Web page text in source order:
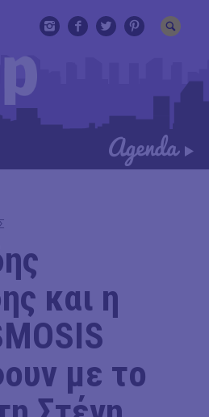
και η
με το